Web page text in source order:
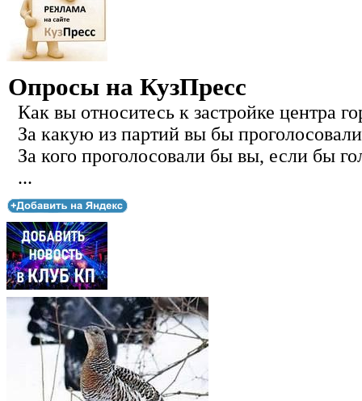
Опросы на КузПресс
Как вы относитесь к застройке центра
За какую из партий вы бы
За кого проголосовали бы вы, если бы
...